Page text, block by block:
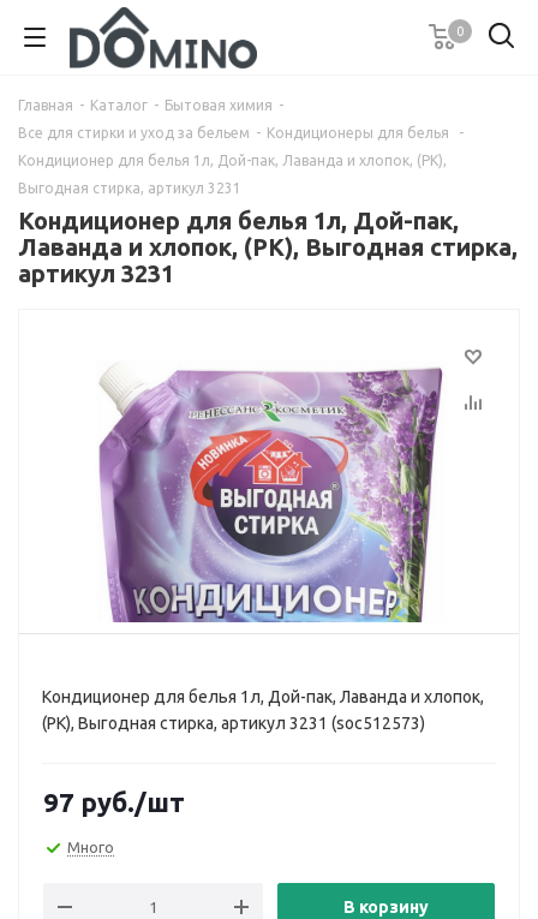
0
Главная - Каталог - Бытовая химия -
Все для стирки и уход за бельем - Кондиционеры для белья
-
Кондиционер для белья 1л, Дой-пак, Лаванда и хлопок, (РК),
Выгодная стирка, артикул 3231
Кондиционер для белья 1л, Дой-пак,
Лаванда и хлопок, (РК), Выгодная стирка,
артикул 3231
Кондиционер для белья 1л, Дой-пак, Лаванда и хлопок,
(РК), Выгодная стирка, артикул 3231 (soc512573)
97 руб./шт
Много
В корзину